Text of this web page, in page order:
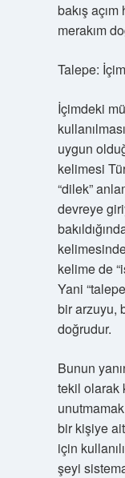
bakış
merakım
Talepe:
İçimdeki
uygun
kelimesi
“dilek”
devreye
kelime de
Yani
bir arzuyu,
doğrudur.
Bunun
tekil olarak
bir kişiye
için
şeyi